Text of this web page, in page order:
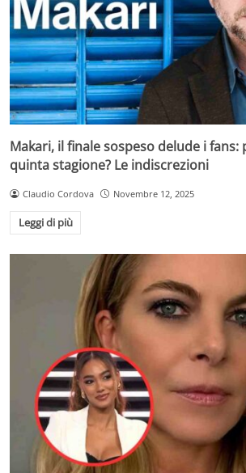
Makari, il finale sospeso delude i fans:
quinta stagione? Le indiscrezioni
Claudio Cordova Novembre 12, 2025
Leggi di più